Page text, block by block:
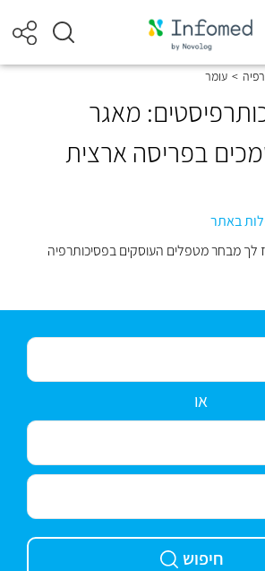
> עומר
מאגר
בפריסה ארצית
לך מבחר מטפלים העוסקים בפסיכותרפיה
או
חיפוש